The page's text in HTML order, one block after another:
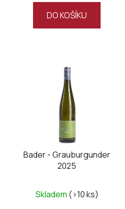
DO KOŠÍKU
Bader - Grauburgunder
2025
Skladem (>10 ks)